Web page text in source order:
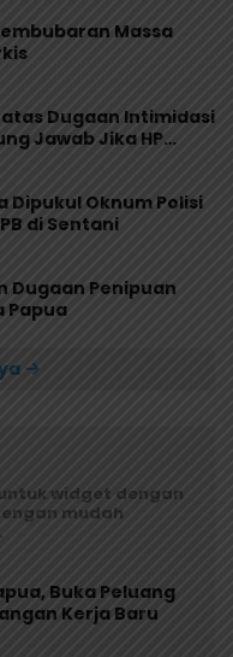
Massa
Dugaan Intimidasi
Jawab Jika HP
Dipukul Oknum Polisi
di Sentani
Dugaan Penipuan
Papua
widget dengan
mudah
Buka Peluang
Kerja Baru